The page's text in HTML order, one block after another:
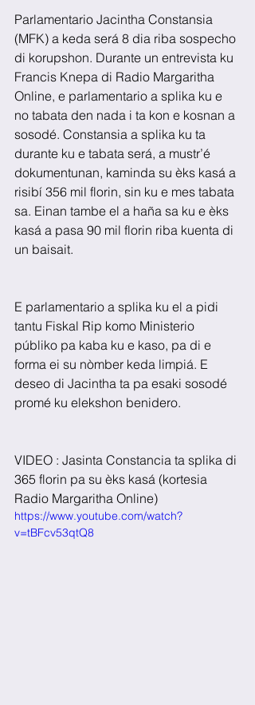
Parlamentario Jacintha Constansia
(MFK) a keda será 8 dia riba sospecho
di korupshon. Durante un entrevista ku
Francis Knepa di Radio Margaritha
Online, e parlamentario a splika ku e
no tabata den nada i ta kon e kosnan a
sosodé. Constansia a splika ku ta
durante ku e tabata será, a mustr’é
dokumentunan, kaminda su èks kasá a
risibí 356 mil florin, sin ku e mes tabata
sa. Einan tambe el a haña sa ku e èks
kasá a pasa 90 mil florin riba kuenta di
un baisait.
E parlamentario a splika ku el a pidi
tantu Fiskal Rip komo Ministerio
públiko pa kaba ku e kaso, pa di e
forma ei su nòmber keda limpiá. E
deseo di Jacintha ta pa esaki sosodé
promé ku elekshon benidero.
VIDEO : Jasinta Constancia ta splika di
365 florin pa su èks kasá (kortesia
Radio Margaritha Online)
https://www.youtube.com/watch?
v=tBFcv53qtQ8